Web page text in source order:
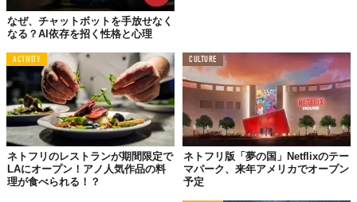
なぜ、チャットボットを手放せなく
なる？AI依存を招く性格と心理
ACTIVITY
ネトフリのレストランが期間限定で
LAにオープン！アノ人気作品の料
理が食べられる！？
CULTURE
ネトフリ版「夢の国」Netflixのテー
マパーク、来年アメリカでオープン
予定